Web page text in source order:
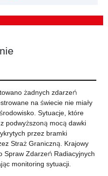
żadnych zdarzeń
na świecie nie miały
Sytuacje, które
podwyższoną mocą dawki
przez bramki
Straż Graniczną. Krajowy
Spraw Zdarzeń Radiacyjnych
monitoring sytuacji.